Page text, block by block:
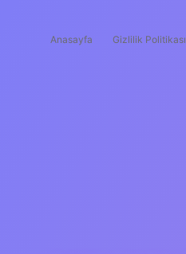
Anasayfa Gizlilik Politikası